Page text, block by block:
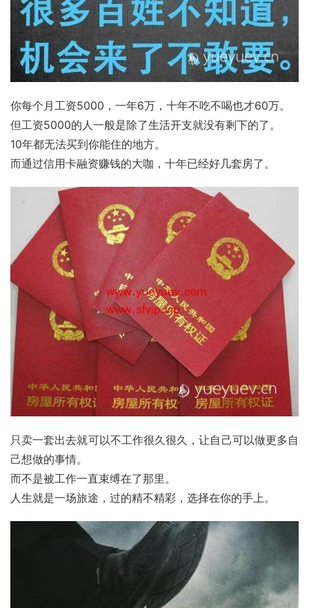
你每个月工资5000，一年6万，十年不吃不喝也才60万。
但工资5000的人一般是除了生活开支就没有剩下的了。
10年都无法买到你能住的地方。
而通过信用卡融资赚钱的大咖，十年已经好几套房了。
只卖一套出去就可以不工作很久很久，让自己可以做更多自
己想做的事情。
而不是被工作一直束缚在了那里。
人生就是一场旅途，过的精不精彩，选择在你的手上。